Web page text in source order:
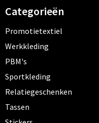
Categorieën
Promotietextiel
Werkkleding
PBM's
Sportkleding
Relatiegeschenken
Tassen